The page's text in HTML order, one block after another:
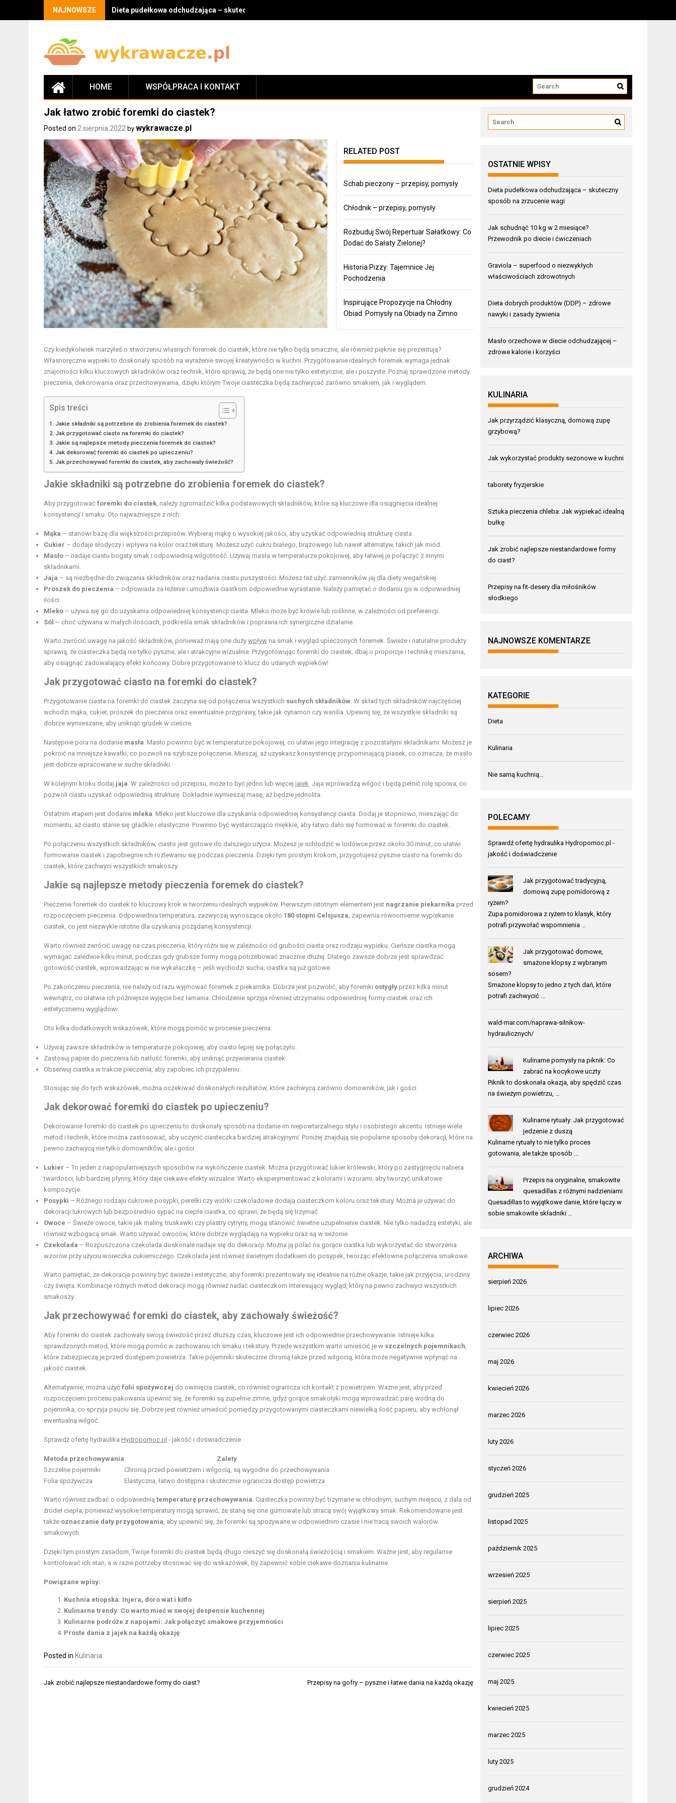
NAJNOWSZE Dieta pudełkowa odchudzająca – skuteczny sposób na zrzucenie wagi
HOME WSPÓŁPRACA I KONTAKT
Jak łatwo zrobić foremki do ciastek?
Posted on 2 sierpnia 2022 by wykrawacze.pl
RELATED POST
Schab pieczony – przepisy, pomysły
Chłodnik – przepisy, pomysły
Rozbuduj Swój Repertuar Sałatkowy: Co
Dodać do Sałaty Zielonej?
Historia Pizzy: Tajemnice Jej
Pochodzenia
Inspirujące Propozycje na Chłodny
Obiad: Pomysły na Obiady na Zimno
Czy kiedykolwiek marzyłeś o stworzeniu własnych foremek do ciastek, które nie tylko będą smaczne, ale również pięknie się prezentują?
Własnoręczne wypieki to doskonały sposób na wyrażenie swojej kreatywności w kuchni. Przygotowanie idealnych foremek wymaga jednak
znajomości kilku kluczowych składników oraz technik, które sprawią, że będą one nie tylko estetyczne, ale i puszyste. Poznaj sprawdzone metody
pieczenia, dekorowania oraz przechowywania, dzięki którym Twoje ciasteczka będą zachwycać zarówno smakiem, jak i wyglądem.
Spis treści
Jakie składniki są potrzebne do zrobienia foremek do ciastek?
Jak przygotować ciasto na foremki do ciastek?
Jakie są najlepsze metody pieczenia foremek do ciastek?
Jak dekorować foremki do ciastek po upieczeniu?
Jak przechowywać foremki do ciastek, aby zachowały świeżość?
Jakie składniki są potrzebne do zrobienia foremek do ciastek?
Aby przygotować foremki do ciastek, należy zgromadzić kilka podstawowych składników, które są kluczowe dla osiągnięcia idealnej
konsystencji i smaku. Oto najważniejsze z nich:
Mąka – stanowi bazę dla większości przepisów. Wybieraj mąkę o wysokiej jakości, aby uzyskać odpowiednią strukturę ciasta.
Cukier – dodaje słodyczy i wpływa na kolor oraz teksturę. Możesz użyć cukru białego, brązowego lub nawet alternatyw, takich jak miód.
Masło – nadaje ciastu bogaty smak i odpowiednią wilgotność. Używaj masła w temperaturze pokojowej, aby łatwiej je połączyć z innymi
składnikami.
Jaja – są niezbędne do związania składników oraz nadania ciastu puszystości. Możesz też użyć zamienników jaj dla diety wegańskiej.
Proszek do pieczenia – odpowiada za leżenie i umożliwia ciastkom odpowiednie wyrastanie. Należy pamiętać o dodaniu go w odpowiedniej
ilości.
Mleko – używa się go do uzyskania odpowiedniej konsystencji ciasta. Mleko może być krowie lub roślinne, w zależności od preferencji.
Sól – choć używana w małych ilościach, podkreśla smak składników i poprawia ich synergiczne działanie.
Warto zwrócić uwagę na jakość składników, ponieważ mają one duży wpływ na smak i wygląd upieczonych foremek. Świeże i naturalne produkty
sprawią, że ciasteczka będą nie tylko pyszne, ale i atrakcyjne wizualnie. Przygotowując foremki do ciastek, dbaj o proporcje i technikę mieszania,
aby osiągnąć zadowalający efekt końcowy. Dobre przygotowanie to klucz do udanych wypieków!
Jak przygotować ciasto na foremki do ciastek?
Przygotowanie ciasta na foremki do ciastek zaczyna się od połączenia wszystkich suchych składników. W skład tych składników najczęściej
wchodzi mąka, cukier, proszek do pieczenia oraz ewentualnie przyprawy, takie jak cynamon czy wanilia. Upewnij się, że wszystkie składniki są
dobrze wymieszane, aby uniknąć grudek w cieście.
Następnie pora na dodanie masła. Masło powinno być w temperaturze pokojowej, co ułatwi jego integrację z pozostałymi składnikami. Możesz je
pokroić na mniejsze kawałki, co pozwoli na szybsze połączenie. Mieszaj, aż uzyskasz konsystencję przypominającą piasek, co oznacza, że masło
jest dobrze wpracowane w suche składniki.
W kolejnym kroku dodaj jaja. W zależności od przepisu, może to być jedno lub więcej jajek. Jaja wprowadzą wilgoć i będą pełnić rolę spoiwa, co
pozwoli ciastu uzyskać odpowiednią strukturę. Dokładnie wymieszaj masę, aż będzie jednolita.
Ostatnim etapem jest dodanie mleka. Mleko jest kluczowe dla uzyskania odpowiedniej konsystencji ciasta. Dodaj je stopniowo, mieszając do
momentu, aż ciasto stanie się gładkie i elastyczne. Powinno być wystarczająco miękkie, aby łatwo dało się formować w foremki do ciastek.
Po połączeniu wszystkich składników, ciasto jest gotowe do dalszego użycia. Możesz je schłodzić w lodówce przez około 30 minut, co ułatwi
formowanie ciastek i zapobiegnie ich rozlewaniu się podczas pieczenia. Dzięki tym prostym krokom, przygotujesz pyszne ciasto na foremki do
ciastek, które zachwyci wszystkich smakoszy.
Jakie są najlepsze metody pieczenia foremek do ciastek?
Pieczenie foremek do ciastek to kluczowy krok w tworzeniu idealnych wypieków. Pierwszym istotnym elementem jest nagrzanie piekarnika przed
rozpoczęciem pieczenia. Odpowiednia temperatura, zazwyczaj wynosząca około 180 stopni Celsjusza, zapewnia równomierne wypiekanie
ciastek, co jest niezwykle istotne dla uzyskania pożądanej konsystencji.
Warto również zwrócić uwagę na czas pieczenia, który różni się w zależności od grubości ciasta oraz rodzaju wypieku. Cieńsze ciastka mogą
wymagać zaledwie kilku minut, podczas gdy grubsze formy mogą potrzebować znacznie dłużej. Dlatego zawsze dobrze jest sprawdzać
gotowość ciastek, wprowadzając w nie wykałaczkę – jeśli wychodzi sucha, ciastka są już gotowe.
Po zakończeniu pieczenia, nie należy od razu wyjmować foremek z piekarnika. Dobrze jest pozwolić, aby foremki ostygły przez kilka minut
wewnątrz, co ułatwia ich późniejsze wyjęcie bez łamania. Chłodzenie sprzyja również utrzymaniu odpowiedniej formy ciastek oraz ich
estetycznemu wyglądowi.
Oto kilka dodatkowych wskazówek, które mogą pomóc w procesie pieczenia:
Używaj zawsze składników w temperaturze pokojowej, aby ciasto lepiej się połączyło.
Zastosuj papier do pieczenia lub natłuść foremki, aby uniknąć przywierania ciastek.
Obserwuj ciastka w trakcie pieczenia, aby zapobiec ich przypaleniu.
Stosując się do tych wskazówek, można oczekiwać doskonałych rezultatów, które zachwycą zarówno domowników, jak i gości.
Jak dekorować foremki do ciastek po upieczeniu?
Dekorowanie foremki do ciastek po upieczeniu to doskonały sposób na dodanie im niepowtarzalnego stylu i osobistego akcentu. Istnieje wiele
metod i technik, które można zastosować, aby uczynić ciasteczka bardziej atrakcyjnymi. Poniżej znajdują się popularne sposoby dekoracji, które na
pewno zachwycą nie tylko domowników, ale i gości.
Lukier – To jeden z najpopularniejszych sposobów na wykończenie ciastek. Można przygotować lukier królewski, który po zastygnięciu nabiera
twardości, lub bardziej płynny, który daje ciekawe efekty wizualne. Warto eksperymentować z kolorami i wzorami, aby tworzyć unikatowe
kompozycje.
Posypki – Różnego rodzaju cukrowe posypki, perełki czy wiórki czekoladowe dodają ciasteczkom koloru oraz tekstury. Można je używać do
dekoracji lukrowych lub bezpośrednio sypać na ciepłe ciastka, co sprawi, że będą się trzymać.
Owoce – Świeże owoce, takie jak maliny,truskawki czy plastry cytryny, mogą stanowić świetne uzupełnienie ciastek. Nie tylko nadadzą estetyki, ale
również wzbogacą smak. Warto używać owoców, które dobrze wyglądają na wypieku oraz są w sezonie.
Czekolada – Rozpuszczona czekolada doskonale nadaje się do dekoracji. Można ją polać na gorące ciastka lub wykorzystać do stworzenia
wzorów przy użyciu woreczka cukierniczego. Czekolada jest również świetnym dodatkiem do posypek, tworząc efektowne połączenia smakowe.
Warto pamiętać, że dekoracje powinny być świeże i estetyczne, aby foremki prezentowały się idealnie na różne okazje, takie jak przyjęcia, urodziny
czy święta. Kombinacje różnych metod dekoracji mogą również nadać ciasteczkom interesujący wygląd, który na pewno zachwyci wszystkich
smakoszy.
Jak przechowywać foremki do ciastek, aby zachowały świeżość?
Aby foremki do ciastek zachowały swoją świeżość przez dłuższy czas, kluczowe jest ich odpowiednie przechowywanie. Istnieje kilka
sprawdzonych metod, które mogą pomóc w zachowaniu ich smaku i tekstury. Przede wszystkim warto umieścić je w szczelnych pojemnikach,
które zabezpieczą je przed dostępem powietrza. Takie pojemniki skutecznie chronią także przed wilgocią, która może negatywnie wpłynąć na
jakość ciastek.
Alternatywnie, można użyć folii spożywczej do owinięcia ciastek, co również ogranicza ich kontakt z powietrzem. Ważne jest, aby przed
rozpoczęciem procesu pakowania upewnić się, że foremki są zupełnie zimne, gdyż gorące smakołyki mogą wprowadzać parę wodną do
pojemnika, co sprzyja psuciu się. Dobrze jest również umieścić pomiędzy przygotowanymi ciasteczkami niewielką ilość papieru, aby wchłonął
ewentualną wilgoć.
Sprawdź ofertę hydraulika Hydropomoc.pl - jakość i doświadczenie
Metoda przechowywania
Zalety
Szczelne pojemniki
Chronią przed powietrzem i wilgocią, są wygodne do przechowywania
Folia spożywcza
Elastyczna, łatwo dostępna i skutecznie ogranicza dostęp powietrza
Warto również zadbać o odpowiednią temperaturę przechowywania. Ciasteczka powinny być trzymane w chłodnym, suchym miejscu, z dala od
źródeł ciepła, ponieważ wysokie temperatury mogą sprawić, że staną się one gumowate lub stracą swój wyjątkowy smak. Rekomendowane jest
także oznaczanie daty przygotowania, aby upewnić się, że foremki są spożywane w odpowiednim czasie i nie tracą swoich walorów
smakowych.
Dzięki tym prostym zasadom, Twoje foremki do ciastek będą długo cieszyć się doskonałą świeżością i smakiem. Ważne jest, aby regularnie
kontrolować ich stan, a w razie potrzeby stosować się do wskazówek, by zapewnić sobie ciekawe doznania kulinarne.
Powiązane wpisy:
Kuchnia etiopska: Injera, doro wat i kitfo
Kulinarne trendy: Co warto mieć w swojej despensie kuchennej
Kulinarne podróże z napojami: Jak połączyć smakowe przyjemności
Proste dania z jajek na każdą okazję
Posted in Kulinaria
Nawigacja
Jak zrobić najlepsze niestandardowe formy do ciast? Przepisy na gofry – pyszne i łatwe dania na każdą okazję
OSTATNIE WPISY
Dieta pudełkowa odchudzająca – skuteczny
sposób na zrzucenie wagi
Jak schudnąć 10 kg w 2 miesiące?
Przewodnik po diecie i ćwiczeniach
Graviola – superfood o niezwykłych
właściwościach zdrowotnych
Dieta dobrych produktów (DDP) – zdrowe
nawyki i zasady żywienia
Masło orzechowe w diecie odchudzającej –
zdrowe kalorie i korzyści
KULINARIA
Jak przyrządzić klasyczną, domową zupę
grzybową?
Jak wykorzystać produkty sezonowe w kuchni
taborety fryzjerskie
Sztuka pieczenia chleba: Jak wypiekać idealną
bułkę
Jak zrobić najlepsze niestandardowe formy
do ciast?
Przepisy na fit-desery dla miłośników
słodkiego
NAJNOWSZE KOMENTARZE
KATEGORIE
Dieta
Kulinaria
Nie samą kuchnią…
POLECAMY
Sprawdź ofertę hydraulikaHydropomoc.pl -
jakość i doświadczenie
Jak przygotować tradycyjną,
domową zupę pomidorową z
ryżem?
Zupa pomidorowa z ryżem to klasyk, który
potrafi przywołać wspomnienia …
Jak przygotować domowe,
smażone klopsy z wybranym
sosem?
Smażone klopsy to jedno z tych dań, które
potrafi zachwycić …
wald-mar.com/naprawa-silnikow-
hydraulicznych/
Kulinarne pomysły na piknik: Co
zabrać na kocykowe uczty
Piknik to doskonała okazja, aby spędzić czas
na świeżym powietrzu, …
Kulinarne rytuały: Jak przygotować
jedzenie z duszą
Kulinarne rytuały to nie tylko proces
gotowania, ale także sposób …
Przepis na oryginalne, smakowite
quesadillas z różnymi nadzieniami
Quesadillas to wyjątkowe danie, które łączy w
sobie smakowite składniki …
ARCHIWA
sierpień 2026
lipiec 2026
czerwiec 2026
maj 2026
kwiecień 2026
marzec 2026
luty 2026
styczeń 2026
grudzień 2025
listopad 2025
październik 2025
wrzesień 2025
sierpień 2025
lipiec 2025
czerwiec 2025
maj 2025
kwiecień 2025
marzec 2025
luty 2025
grudzień 2024